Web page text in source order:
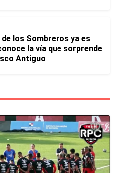
de los Sombreros ya es
la vía que sorprende
Antiguo